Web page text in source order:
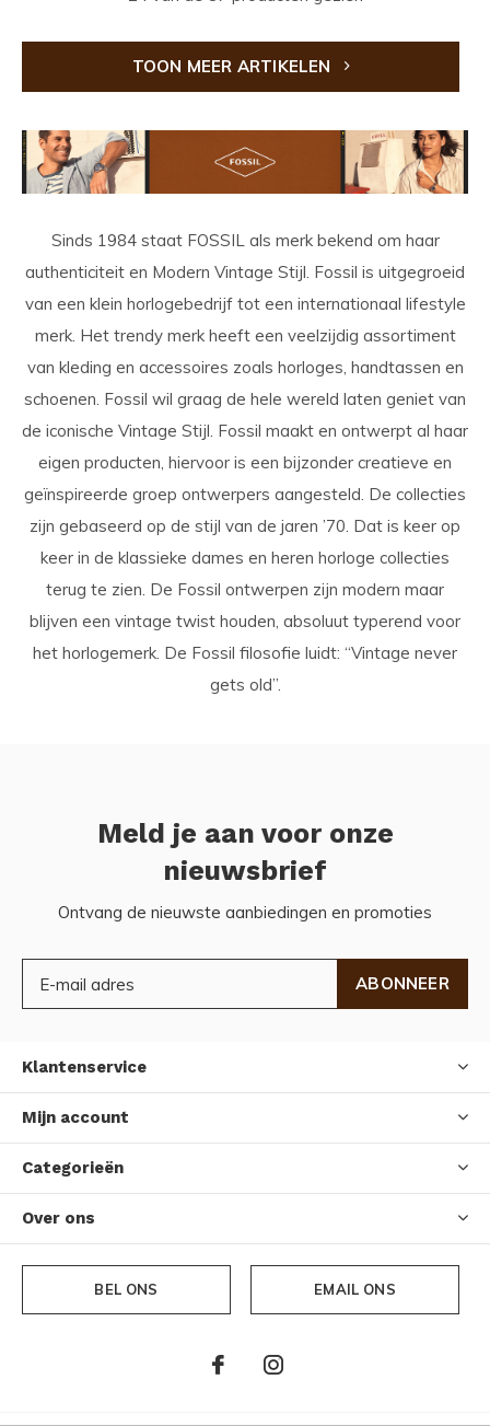
TOON MEER ARTIKELEN
Sinds 1984 staat FOSSIL als merk bekend om haar
authenticiteit en Modern Vintage Stijl. Fossil is uitgegroeid
van een klein horlogebedrijf tot een internationaal lifestyle
merk. Het trendy merk heeft een veelzijdig assortiment
van kleding en accessoires zoals horloges, handtassen en
schoenen. Fossil wil graag de hele wereld laten geniet van
de iconische Vintage Stijl. Fossil maakt en ontwerpt al haar
eigen producten, hiervoor is een bijzonder creatieve en
geïnspireerde groep ontwerpers aangesteld. De collecties
zijn gebaseerd op de stijl van de jaren ’70. Dat is keer op
keer in de klassieke dames en heren horloge collecties
terug te zien. De Fossil ontwerpen zijn modern maar
blijven een vintage twist houden, absoluut typerend voor
het horlogemerk. De Fossil filosofie luidt: “Vintage never
gets old”.
Meld je aan voor onze
nieuwsbrief
Ontvang de nieuwste aanbiedingen en promoties
ABONNEER
Klantenservice
Mijn account
Categorieën
Over ons
BEL ONS EMAIL ONS